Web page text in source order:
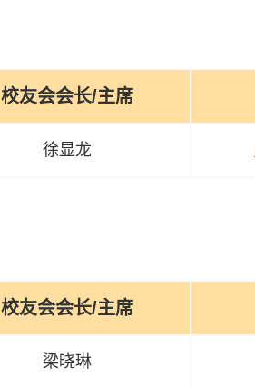
校友会会长/主席
徐显龙
校友会会长/主席
梁晓琳